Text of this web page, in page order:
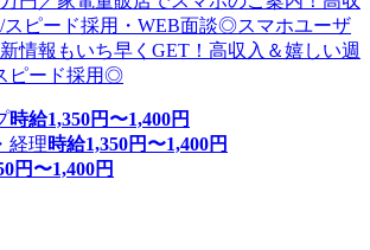
スピード採用・WEB面談◎スマホユーザ
情報もいち早くGET！高収入＆嬉しい週
ピード採用◎
時給1,350円〜1,400円
経理時給1,350円〜1,400円
円〜1,400円